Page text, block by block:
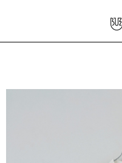
［BLANK APPAREL］6.5oz ド